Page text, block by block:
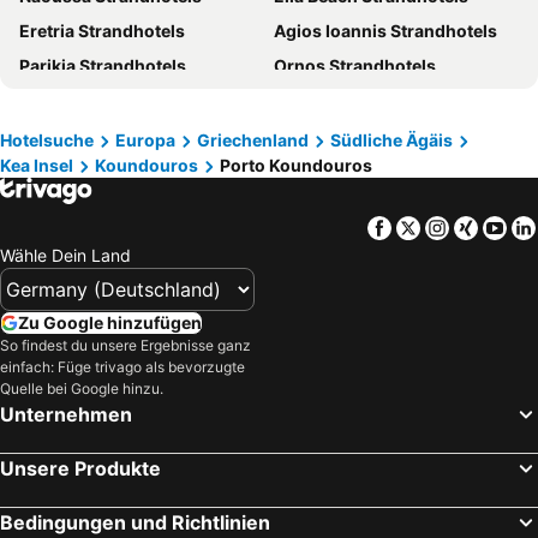
Eretria Strandhotels
Agios Ioannis Strandhotels
Parikia Strandhotels
Ornos Strandhotels
Platis Yialos Strandhotels
Plepi Strandhotels
Adamas Strandhotels
Agios Stefanos Strandhotels
Spata Strandhotels
Hydra Strandhotels
Vari Strandhotels
Tinos - Chora Strandhotels
Tourlos Strandhotels
Apollonia Strandhotels
Askeli Strandhotels
Livadia - Paros Strandhotels
Kifissia Strandhotels
Psarou Strandhotels
Agia Marina Strandhotels
Hotelsuche Europa Griechenland
Südliche Ägäis
Kea Insel
Koundouros Porto Koundouros
Facebook
TwitterXing
Wähle Dein Land
Zu Google hinzufügen
So findest du unsere Ergebnisse ganz
einfach: Füge trivago als bevorzugte
Quelle bei Google hinzu.
Unternehmen
Unsere Produkte
Bedingungen und Richtlinien